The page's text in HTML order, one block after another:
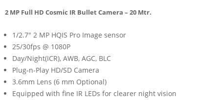
2 MP Full HD Cosmic IR Bullet Camera – 20 Mtr.
1/2.7″ 2 MP HQIS Pro Image sensor
25/30fps @ 1080P
Day/Night(ICR), AWB, AGC, BLC
Plug-n-Play HD/SD Camera
3.6mm Lens (6 mm Optional)
Equipped with fine IR LEDs for clearer night vision